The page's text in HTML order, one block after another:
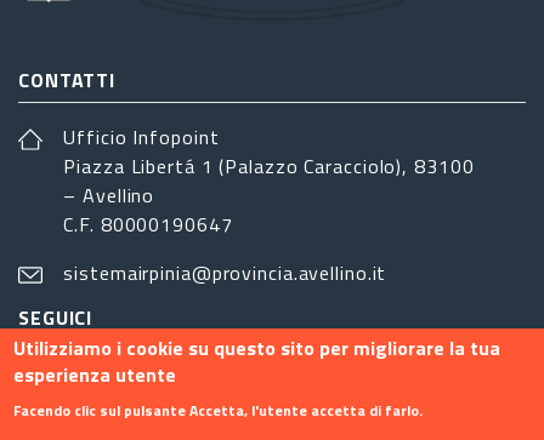
CONTATTI
Ufficio Infopoint
Piazza Libertá 1 (Palazzo Caracciolo), 83100
– Avellino
C.F. 80000190647
sistemairpinia@provincia.avellino.it
SEGUICI
Utilizziamo i cookie su questo sito per migliorare la tua
esperienza utente
Facendo clic sul pulsante Accetta, l'utente accetta di farlo.